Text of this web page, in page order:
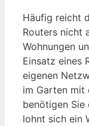
Häufig reicht
Routers nicht
Wohnungen
Einsatz eines
eigenen
im Garten mit
benötigen Sie
lohnt sich ein